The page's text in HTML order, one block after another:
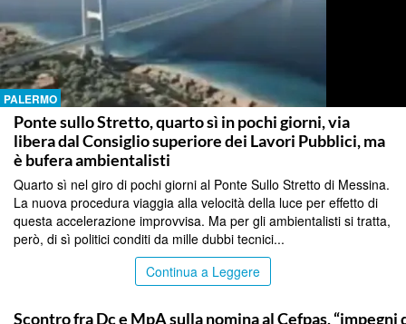
PALERMO
Ponte sullo Stretto, quarto sì in pochi giorni, via
libera dal Consiglio superiore dei Lavori Pubblici, ma
è bufera ambientalisti
Quarto sì nel giro di pochi giorni al Ponte Sullo Stretto di Messina.
La nuova procedura viaggia alla velocità della luce per effetto di
questa accelerazione improvvisa. Ma per gli ambientalisti si tratta,
però, di sì politici conditi da mille dubbi tecnici...
Continua a Leggere
Scontro fra Dc e MpA sulla nomina al Cefpas,